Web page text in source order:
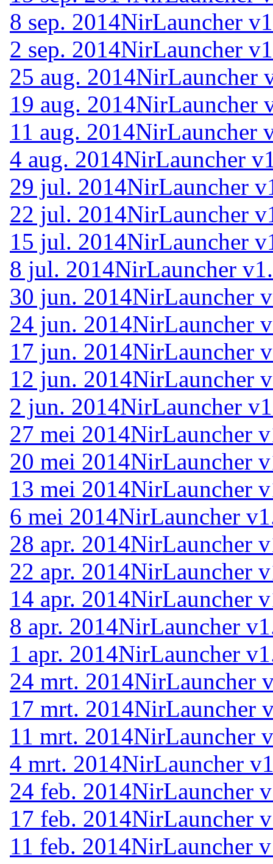
8 sep. 2014NirLauncher
2 sep. 2014NirLauncher
25 aug. 2014NirLauncher
19 aug. 2014NirLauncher
11 aug. 2014NirLauncher
4 aug. 2014NirLauncher
29 jul. 2014NirLauncher
22 jul. 2014NirLauncher
15 jul. 2014NirLauncher
8 jul. 2014NirLauncher
30 jun. 2014NirLauncher
24 jun. 2014NirLauncher
17 jun. 2014NirLauncher
12 jun. 2014NirLauncher
2 jun. 2014NirLauncher
27 mei 2014NirLauncher
20 mei 2014NirLauncher
13 mei 2014NirLauncher
6 mei 2014NirLauncher
28 apr. 2014NirLauncher
22 apr. 2014NirLauncher
14 apr. 2014NirLauncher
8 apr. 2014NirLauncher
1 apr. 2014NirLauncher
24 mrt. 2014NirLauncher
17 mrt. 2014NirLauncher
11 mrt. 2014NirLauncher
4 mrt. 2014NirLauncher
24 feb. 2014NirLauncher
17 feb. 2014NirLauncher
11 feb. 2014NirLauncher